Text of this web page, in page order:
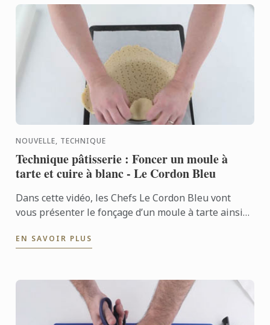
NOUVELLE, TECHNIQUE
Technique pâtisserie : Foncer un moule à
tarte et cuire à blanc - Le Cordon Bleu
Dans cette vidéo, les Chefs Le Cordon Bleu vont
vous présenter le fonçage d’un moule à tarte ainsi
EN SAVOIR PLUS